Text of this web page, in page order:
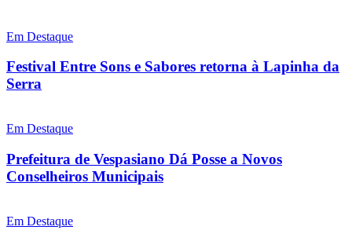
Em Destaque
Festival Entre Sons e Sabores retorna à Lapinha da
Serra
Em Destaque
Prefeitura de Vespasiano Dá Posse a Novos
Conselheiros Municipais
Em Destaque